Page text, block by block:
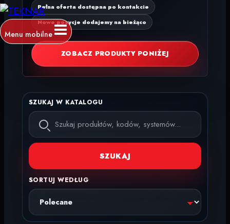
Menu mobilne
Pełna oferta dostępna po kontakcie
Nowe pozycje dodajemy na bieżąco
ZOBACZ PRODUKTY PONIŻEJ
SZUKAJ W KATALOGU
SZUKAJ
SORTUJ WEDŁUG